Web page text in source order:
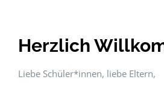
Herzlich
Liebe Schüler*innen, liebe Eltern,